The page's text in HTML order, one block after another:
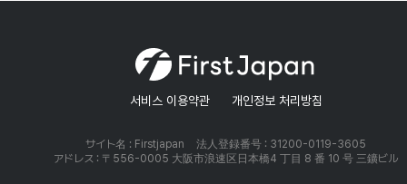
서비스 이용약관 개인정보 처리방침
サイト名 : Firstjapan
法人登録番号 : 31200-0119-3605
アドレス : 〒556-0005 大阪市浪速区日本橋4 丁目 8 番 10 号 三鑛ビル